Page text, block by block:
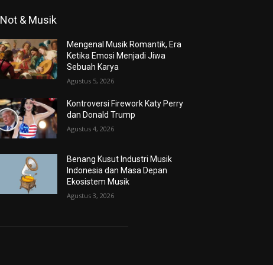
Not & Musik
Mengenal Musik Romantik, Era
Ketika Emosi Menjadi Jiwa
Sebuah Karya
Agustus 5, 2026
Kontroversi Firework Katy Perry
dan Donald Trump
Agustus 4, 2026
Benang Kusut Industri Musik
Indonesia dan Masa Depan
Ekosistem Musik
Agustus 3, 2026